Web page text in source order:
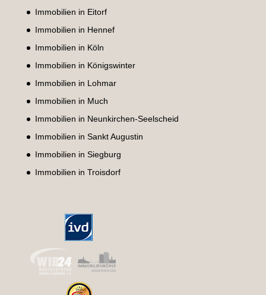
Immobilien in Eitorf
Immobilien in Hennef
Immobilien in Köln
Immobilien in Königswinter
Immobilien in Lohmar
Immobilien in Much
Immobilien in Neunkirchen-Seelscheid
Immobilien in Sankt Augustin
Immobilien in Siegburg
Immobilien in Troisdorf